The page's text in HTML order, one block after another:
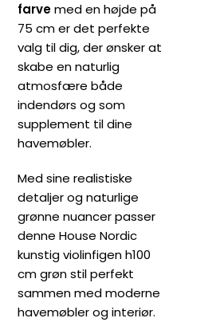
farvemed en højde på
75 cm er det perfekte
valg til dig, der ønsker at
skabe en naturlig
atmosfære både
indendørs og som
supplement til dine
havemøbler.
Med sine realistiske
detaljer og naturlige
grønne nuancer passer
denne House Nordic
kunstig violinfigen h100
cm grøn stil perfekt
sammen med moderne
havemøbler og interiør.